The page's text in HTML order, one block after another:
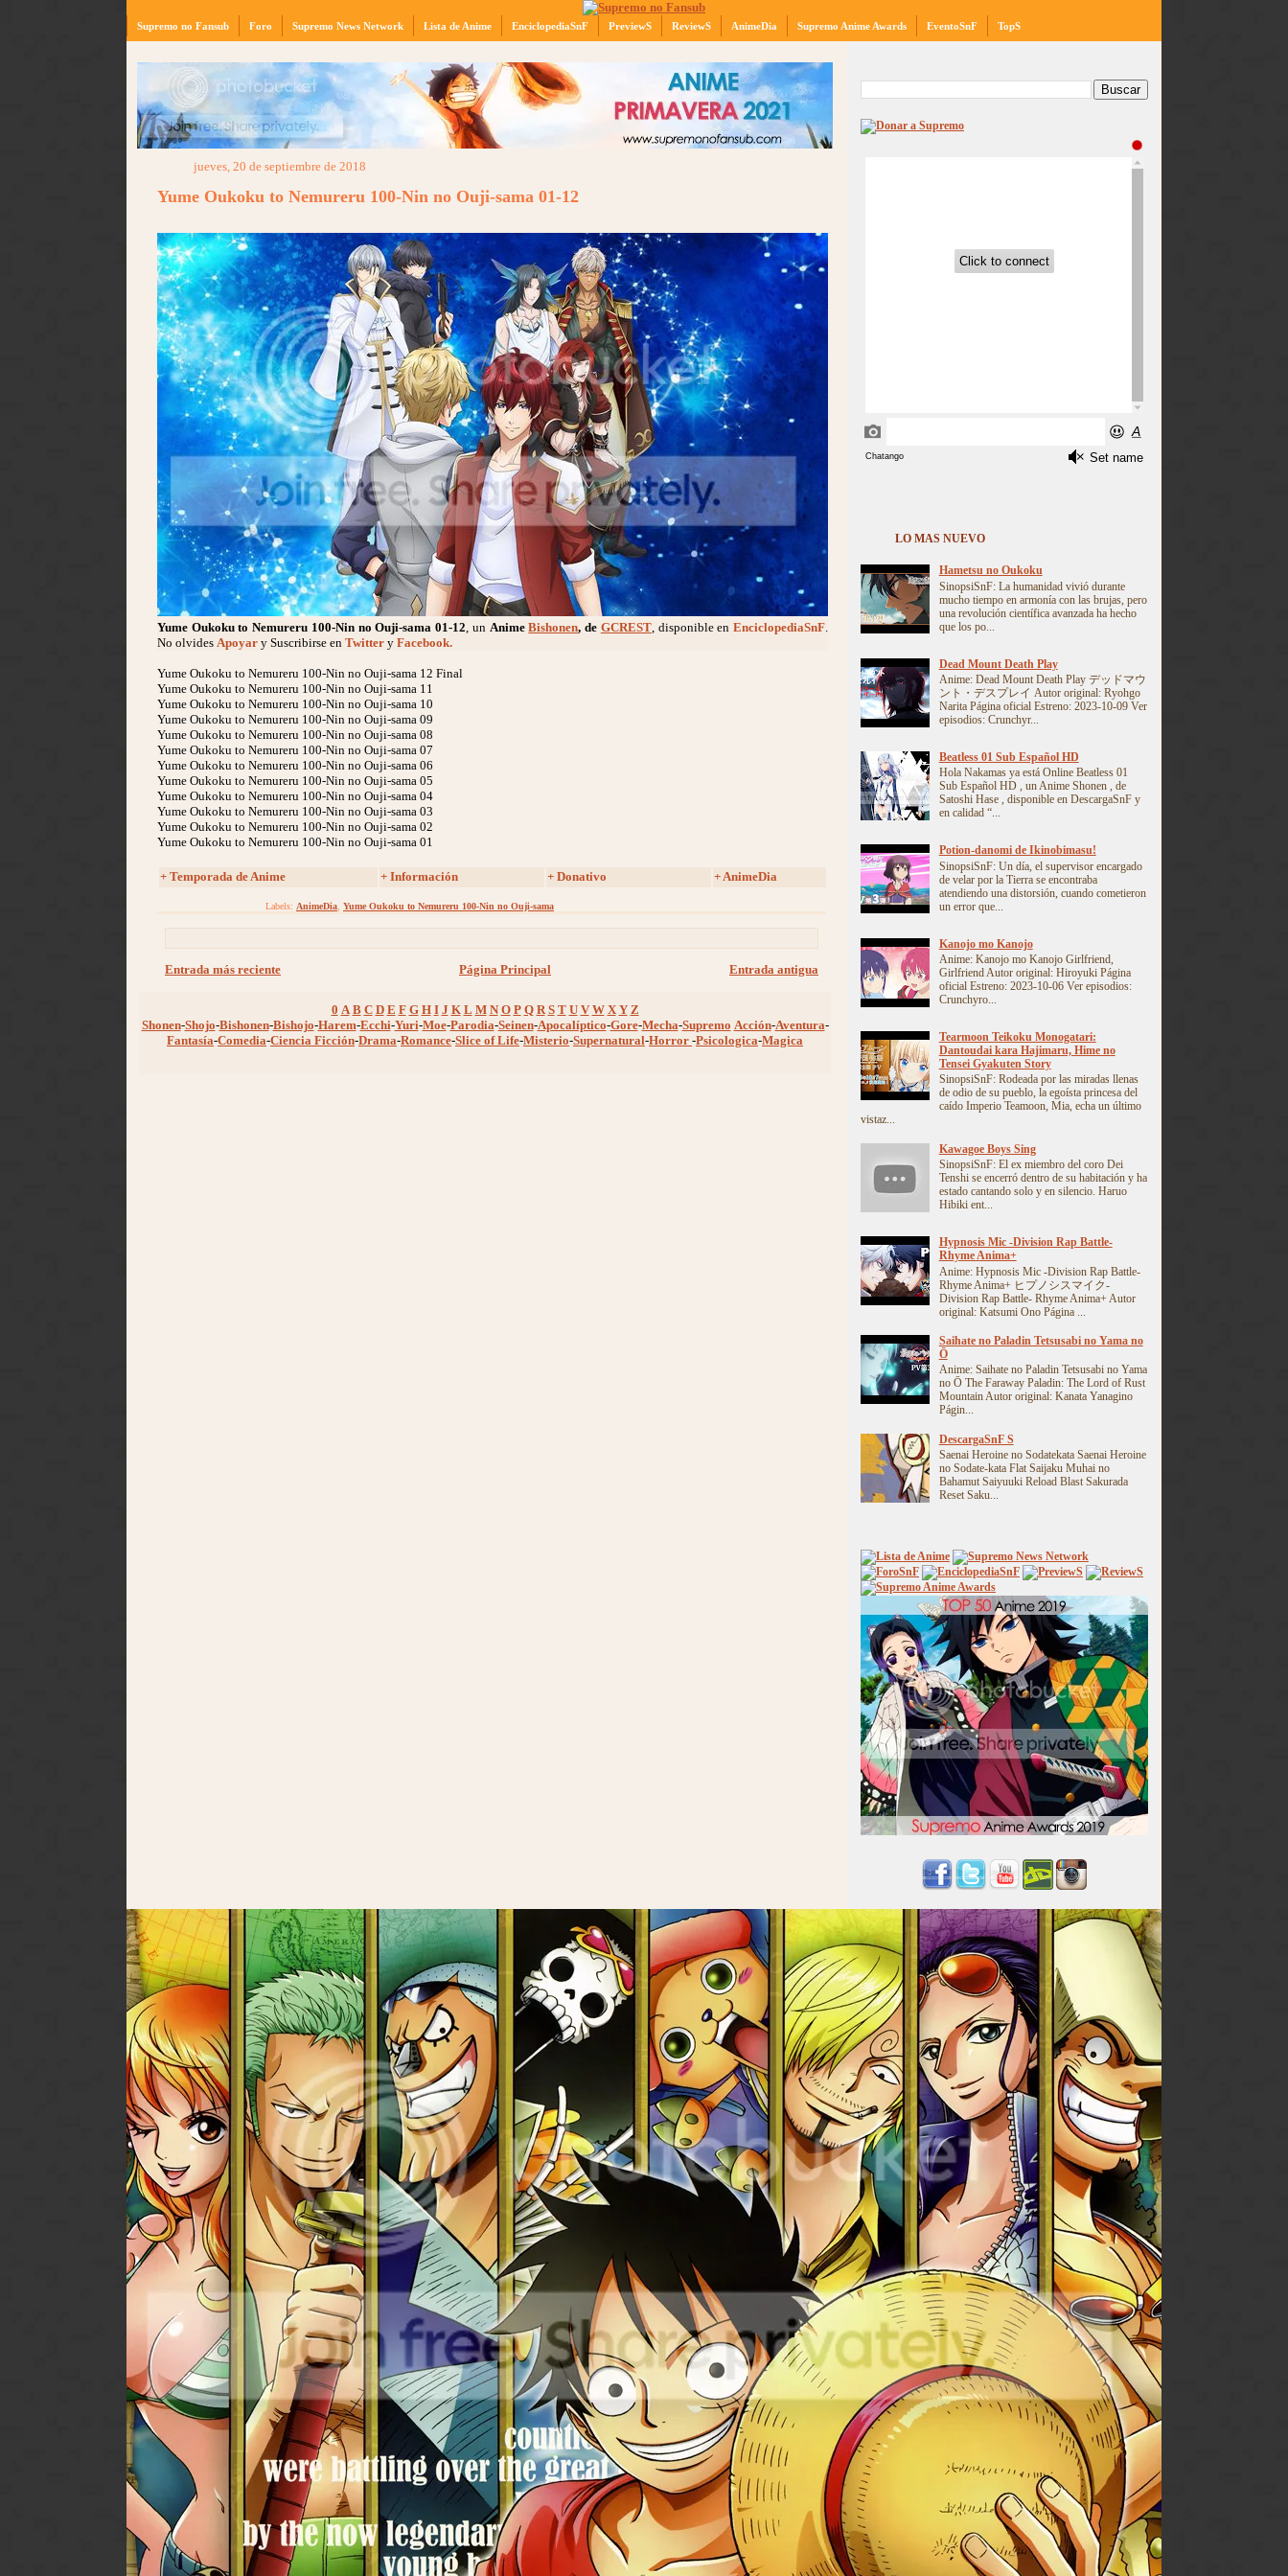
Supremo no Fansub Foro Supremo News Network Lista de Anime EnciclopediaSnF PreviewS ReviewS AnimeDia Supremo Anime Awards EventoSnF TopS
jueves, 20 de septiembre de 2018
Yume Oukoku to Nemureru 100-Nin no Ouji-sama 01-12
Yume Oukoku to Nemureru 100-Nin no Ouji-sama 01-12 , un Anime Bishonen, de GCREST, disponible enEnciclopediaSnF
No olvides Apoyar y Suscribirse en Twitter y Facebook.
Yume Oukoku to Nemureru 100-Nin no Ouji-sama 12 Final
Yume Oukoku to Nemureru 100-Nin no Ouji-sama 11
Yume Oukoku to Nemureru 100-Nin no Ouji-sama 10
Yume Oukoku to Nemureru 100-Nin no Ouji-sama 09
Yume Oukoku to Nemureru 100-Nin no Ouji-sama 08
Yume Oukoku to Nemureru 100-Nin no Ouji-sama 07
Yume Oukoku to Nemureru 100-Nin no Ouji-sama 06
Yume Oukoku to Nemureru 100-Nin no Ouji-sama 05
Yume Oukoku to Nemureru 100-Nin no Ouji-sama 04
Yume Oukoku to Nemureru 100-Nin no Ouji-sama 03
Yume Oukoku to Nemureru 100-Nin no Ouji-sama 02
Yume Oukoku to Nemureru 100-Nin no Ouji-sama 01
+ Temporada de Anime + Información + Donativo + AnimeDia
Labels: AnimeDia Yume Oukoku to Nemureru 100-Nin no Ouji-sama
Entrada más reciente Entrada antigua
Página Principal
0 A B C D E F G H I J K L M N O P Q R S T U V W X Y Z
Shonen-Shojo-Bishonen-Bishojo-Harem-Ecchi-Yuri-Moe-Parodia-Seinen-Apocalíptico-Gore-Mecha-Supremo Acción-Aventura-
Fantasía-Comedia-Ciencia Ficción-Drama-Romance-Slice of Life-Misterio-Supernatural-Horror -Psicologica-Magica
LO MAS NUEVO
Hametsu no Oukoku
SinopsiSnF: La humanidad vivió durante
mucho tiempo en armonía con las brujas, pero
una revolución científica avanzada ha hecho
que los po...
Dead Mount Death Play
Anime: Dead Mount Death Play デッドマウ
ント・デスプレイ Autor original: Ryohgo
Narita Página oficial Estreno: 2023-10-09 Ver
episodios: Crunchyr...
Beatless 01 Sub Español HD
Hola Nakamas ya está Online Beatless 01
Sub Español HD , un Anime Shonen , de
Satoshi Hase , disponible en DescargaSnF y
en calidad “...
Potion-danomi de Ikinobimasu!
SinopsiSnF: Un día, el supervisor encargado
de velar por la Tierra se encontraba
atendiendo una distorsión, cuando cometieron
un error que...
Kanojo mo Kanojo
Anime: Kanojo mo Kanojo Girlfriend,
Girlfriend Autor original: Hiroyuki Página
oficial Estreno: 2023-10-06 Ver episodios:
Crunchyro...
Tearmoon Teikoku Monogatari:
Dantoudai kara Hajimaru, Hime no
Tensei Gyakuten Story
SinopsiSnF: Rodeada por las miradas llenas
de odio de su pueblo, la egoísta princesa del
caído Imperio Teamoon, Mia, echa un último
vistaz...
Kawagoe Boys Sing
SinopsiSnF: El ex miembro del coro Dei
Tenshi se encerró dentro de su habitación y ha
estado cantando solo y en silencio. Haruo
Hibiki ent...
Hypnosis Mic -Division Rap Battle-
Rhyme Anima+
Anime: Hypnosis Mic -Division Rap Battle-
Rhyme Anima+ ヒプノシスマイク-
Division Rap Battle- Rhyme Anima+ Autor
original: Katsumi Ono Página ...
Saihate no Paladin Tetsusabi no Yama no
Ō
Anime: Saihate no Paladin Tetsusabi no Yama
no Ō The Faraway Paladin: The Lord of Rust
Mountain Autor original: Kanata Yanagino
Págin...
DescargaSnF S
Saenai Heroine no Sodatekata Saenai Heroine
no Sodate-kata Flat Saijaku Muhai no
Bahamut Saiyuuki Reload Blast Sakurada
Reset Saku...